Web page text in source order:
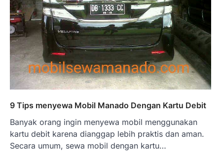
9 Tips menyewa Mobil Manado Dengan Kartu Debit
Banyak orang ingin menyewa mobil menggunakan
kartu debit karena dianggap lebih praktis dan aman.
Secara umum, sewa mobil dengan kartu…